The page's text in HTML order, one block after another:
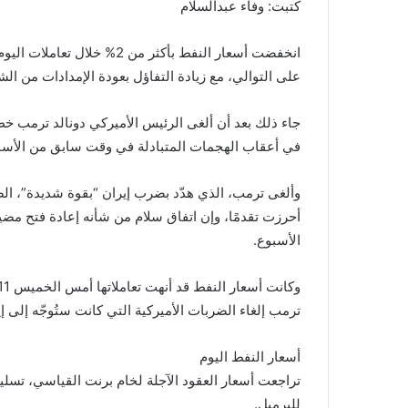
o
o
k
p
p
n
g
er
n
k
m
كتبت: وفاء عبدالسلام
على التوالي، مع زيادة التفاؤل بعودة الإمدادات من
جاء ذلك بعد أن ألغى الرئيس الأميركي دونالد ترمب
في أعقاب الهجمات المتبادلة في وقت سابق من
وألغى ترمب، الذي هدّد بضرب إيران “بقوة شديدة”،
أحرزت تقدمًا، وإن اتفاق سلام من شأنه إعادة فتح
الأسبوع.
ترمب إلغاء الضربات الأميركية التي كانت ستُوجّه إلى
أسعار النفط اليوم
للبرميل.